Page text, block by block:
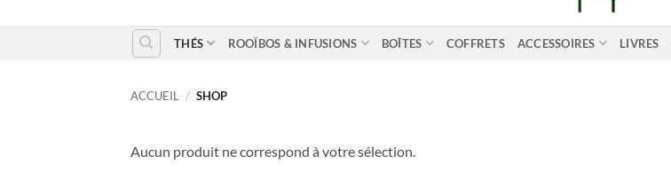
THÉS ROOÏBOS & INFUSIONS BOÎTES COFFRETS ACCESSOIRES LIVRES
ACCUEIL / SHOP
Aucun produit ne correspond à votre sélection.